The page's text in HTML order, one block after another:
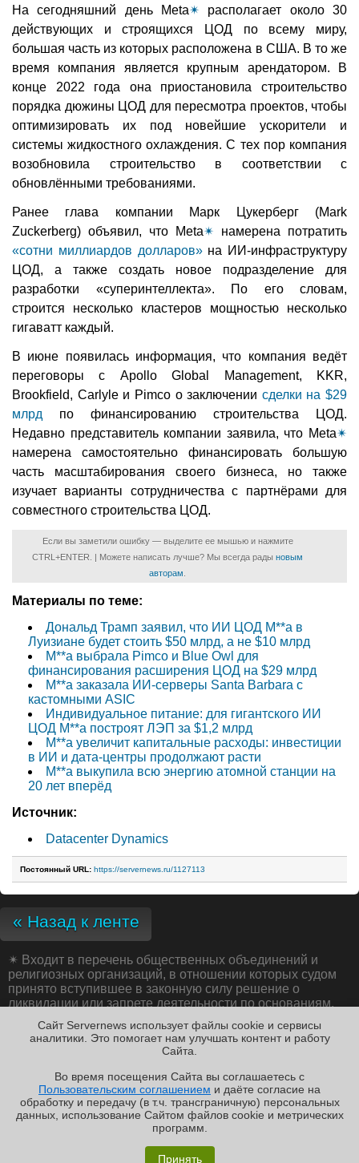
✖
На сегодняшний день Meta✴ располагает около 30
действующих и строящихся ЦОД по всему миру,
большая часть из которых расположена в США. В то же
время компания является крупным арендатором. В
конце 2022 года она приостановила строительство
порядка дюжины ЦОД для пересмотра проектов, чтобы
оптимизировать их под новейшие ускорители и
системы жидкостного охлаждения. С тех пор компания
возобновила строительство в соответствии с
обновлёнными требованиями.
Ранее глава компании Марк Цукерберг (Mark
Zuckerberg) объявил, что Meta✴ намерена потратить
«сотни миллиардов долларов»на ИИ-инфраструктуру
ЦОД, а также создать новое подразделение для
разработки «суперинтеллекта». По его словам,
строится несколько кластеров мощностью несколько
гигаватт каждый.
В июне появилась информация, что компания ведёт
переговоры с Apollo Global Management, KKR,
Brookfield, Carlyle и Pimco о заключении сделки на $29
млрд по финансированию строительства ЦОД.
Недавно представитель компании заявила, что Meta✴
намерена самостоятельно финансировать большую
часть масштабирования своего бизнеса, но также
изучает варианты сотрудничества с партнёрами для
совместного строительства ЦОД.
Если вы заметили ошибку — выделите ее мышью и нажмите
CTRL+ENTER. | Можете написать лучше? Мы всегда рады новым
авторам
Материалы по теме:
Дональд Трамп заявил, что ИИ ЦОД M**a в
Луизиане будет стоить $50 млрд, а не $10 млрд
M**a выбрала Pimco и Blue Owl для
финансирования расширения ЦОД на $29 млрд
M**a заказала ИИ-серверы Santa Barbara с
кастомными ASIC
Индивидуальное питание: для гигантского ИИ
ЦОД M**a построят ЛЭП за $1,2 млрд
M**a увеличит капитальные расходы: инвестиции
в ИИ и дата-центры продолжают расти
М**а выкупила всю энергию атомной станции на
20 лет вперёд
Источник:
Datacenter Dynamics
Постоянный URL: https://servernews.ru/1127113
« Назад к ленте
✴ Входит в перечень общественных объединений и
религиозных организаций, в отношении которых судом
принято вступившее в законную силу решение о
ликвидации или запрете деятельности по основаниям,
№ 114-ФЗ «О противодействии экстремистской
деятельности»;
Copyright ©2010-2026
Servernews.Пользовательское
соглашение
/var/contact
Сайт Servernews использует файлы cookie и сервисы
аналитики. Это помогает нам улучшать контент и работу
Cайта.
Во время посещения Cайта вы соглашаетесь с
Пользовательским соглашением и даёте согласие на
обработку и передачу (в т.ч. трансграничную) персональных
данных, использование Cайтом файлов cookie и метрических
программ.
Принять